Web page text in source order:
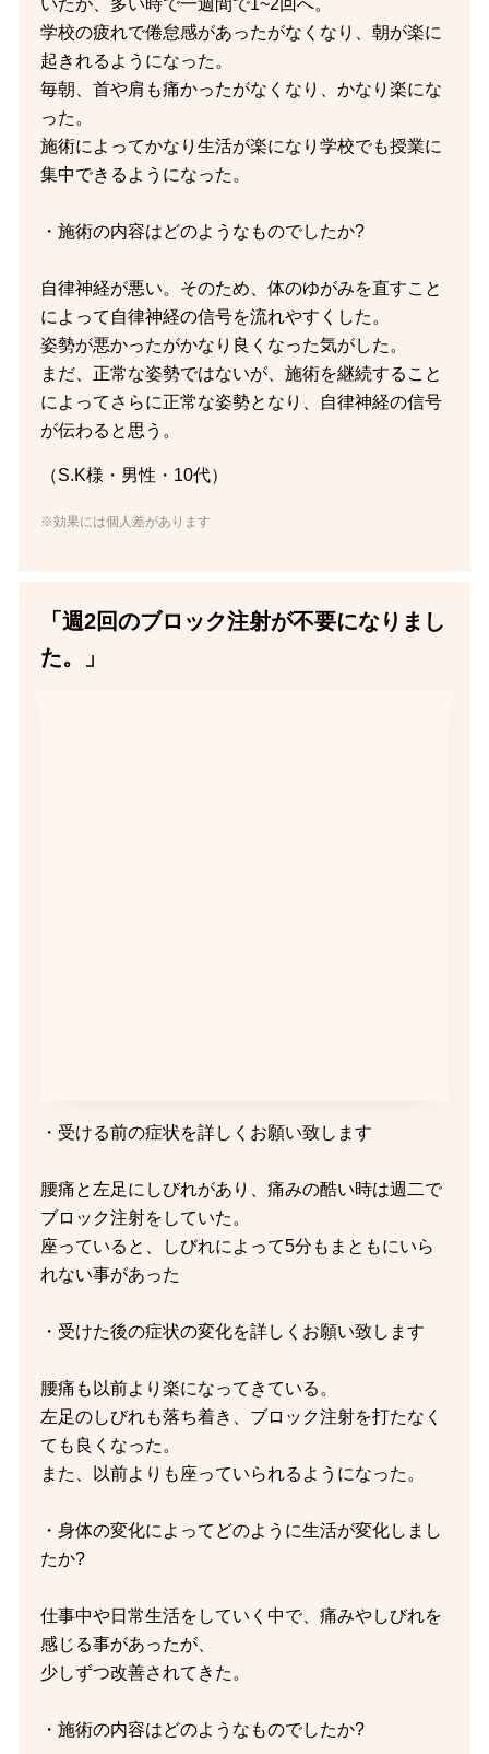
学校の疲れで倦怠感があったがなくなり、朝が楽に
起きれるようになった。
毎朝、首や肩も痛かったがなくなり、かなり楽にな
った。
施術によってかなり生活が楽になり学校でも授業に
集中できるようになった。
・施術の内容はどのようなものでしたか?
自律神経が悪い。そのため、体のゆがみを直すこと
によって自律神経の信号を流れやすくした。
姿勢が悪かったがかなり良くなった気がした。
まだ、正常な姿勢ではないが、施術を継続すること
によってさらに正常な姿勢となり、自律神経の信号
が伝わると思う。
（S.K様・男性・10代）
※効果には個人差があります
「週2回のブロック注射が不要になりまし
た。」
・受ける前の症状を詳しくお願い致します
腰痛と左足にしびれがあり、痛みの酷い時は週二で
ブロック注射をしていた。
座っていると、しびれによって5分もまともにいら
れない事があった
・受けた後の症状の変化を詳しくお願い致します
腰痛も以前より楽になってきている。
左足のしびれも落ち着き、ブロック注射を打たなく
ても良くなった。
また、以前よりも座っていられるようになった。
・身体の変化によってどのように生活が変化しまし
たか?
仕事中や日常生活をしていく中で、痛みやしびれを
感じる事があったが、
少しずつ改善されてきた。
・施術の内容はどのようなものでしたか?